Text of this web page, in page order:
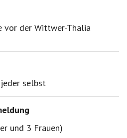
vor der Wittwer-Thalia
selbst
und 3 Frauen)